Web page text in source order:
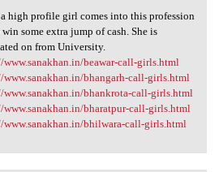
high profile girl
a high profile girl comes into this profession
some extra jump of cash. She is
on from University.
www.sanakhan.in/beawar-call-girls.html
www.sanakhan.in/bhangarh-call-girls.html
www.sanakhan.in/bhankrota-call-girls.html
www.sanakhan.in/bharatpur-call-girls.html
www.sanakhan.in/bhilwara-call-girls.html